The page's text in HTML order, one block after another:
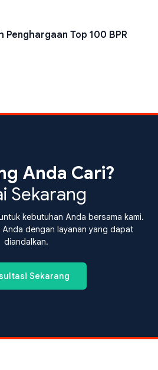
Penghargaan Top 100 BPR
Anda Cari?
Sekarang
kebutuhan Anda bersama kami.
dengan layanan yang dapat
diandalkan.
Sekarang